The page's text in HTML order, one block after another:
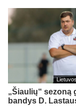
„Šiaulių“ sezoną
bandys D.